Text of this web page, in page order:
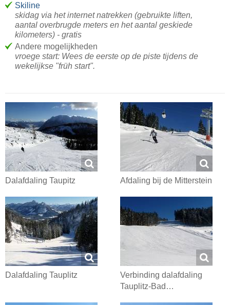
Skiline
skidag via het internet natrekken (gebruikte liften,
aantal overbrugde meters en het aantal geskiede
kilometers) - gratis
Andere mogelijkheden
vroege start: Wees de eerste op de piste tijdens de
wekelijkse "früh start".
Dalafdaling Taupitz Afdaling bij de Mitterstein
Dalafdaling Tauplitz
Verbinding dalafdaling
Tauplitz-Bad…